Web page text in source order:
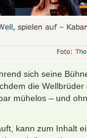
sich seine
die
mühelos – und
kann zum Inhalt